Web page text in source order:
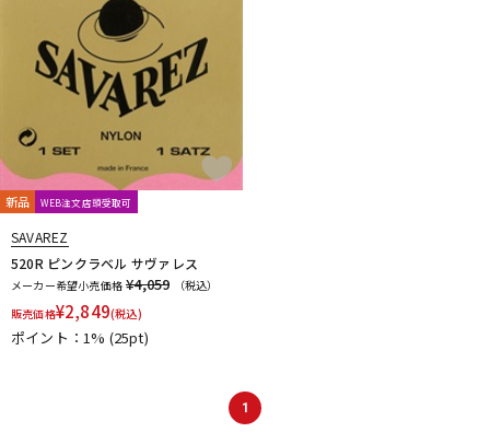
新品 WEB注文店頭受取可
SAVAREZ
520R ピンクラベル サヴァレス
メーカー希望小売価格 ¥4,059
（税込）
販売価格¥2,849(税込)
ポイント：1% (25pt)
1